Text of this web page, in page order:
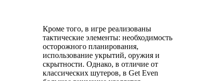
Кроме того, в игре реализованы
тактические элементы: необходимость
осторожного планирования,
использование укрытий, оружия и
скрытности. Однако, в отличие от
классических шутеров, в Get Even